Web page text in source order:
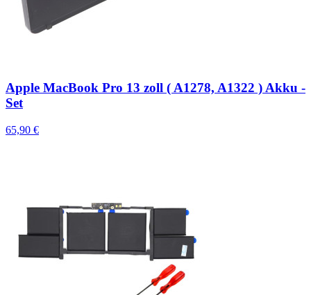
Apple MacBook Pro 13 zoll ( A1278, A1322 ) Akku -
Set
65,90 €